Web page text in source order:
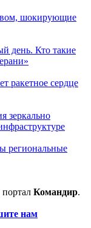
шокирующие
день. Кто такие
ракетное сердце
зеркально
региональные
Командир.
нам